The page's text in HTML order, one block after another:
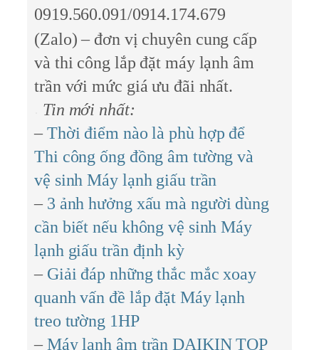
0919.560.091/0914.174.679
(Zalo)– đơn vị chuyên cung cấp
và thi công lắp đặt máy lạnh âm
trần với mức giá ưu đãi nhất.
Tin mới nhất:
– Thời điểm nào là phù hợp để
Thi công ống đồng âm tường và
vệ sinh Máy lạnh giấu trần
– 3 ảnh hưởng xấu mà người dùng
cần biết nếu không vệ sinh Máy
lạnh giấu trần định kỳ
– Giải đáp những thắc mắc xoay
quanh vấn đề lắp đặt Máy lạnh
treo tường 1HP
–Máy lạnh âm trần DAIKIN TOP